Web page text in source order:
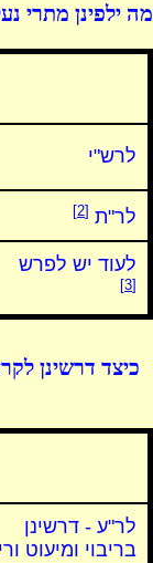
מה ילפינן מתרי
לרש"י
לר"ת [2]
לעוד יש לפרש
[3]
כיצד דרשינן
לר"ע - דרשינן
בריבוי ומיעוט